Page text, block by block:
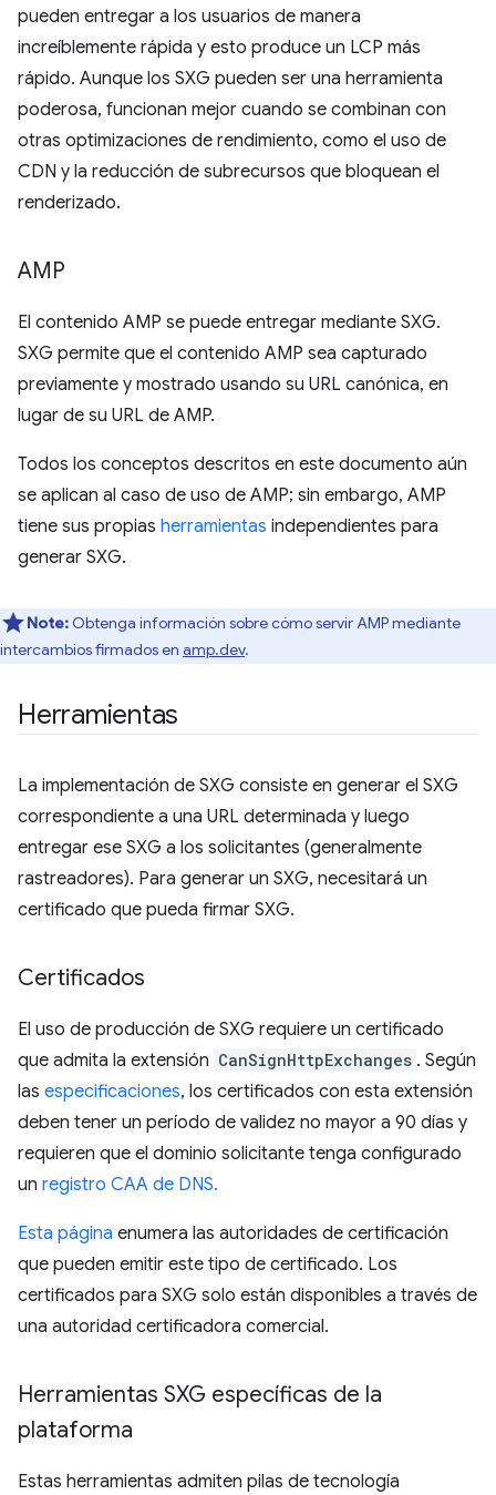
pueden entregar a los usuarios de manera
increíblemente rápida y esto produce un LCP más
rápido. Aunque los SXG pueden ser una herramienta
poderosa, funcionan mejor cuando se combinan con
otras optimizaciones de rendimiento, como el uso de
CDN y la reducción de subrecursos que bloquean el
renderizado.
AMP
El contenido AMP se puede entregar mediante SXG.
SXG permite que el contenido AMP sea capturado
previamente y mostrado usando su URL canónica, en
lugar de su URL de AMP.
Todos los conceptos descritos en este documento aún
se aplican al caso de uso de AMP; sin embargo, AMP
tiene sus propias herramientas independientes para
generar SXG.
Note: Obtenga información sobre cómo servir AMP mediante
intercambios firmados en amp.dev.
Herramientas
La implementación de SXG consiste en generar el SXG
correspondiente a una URL determinada y luego
entregar ese SXG a los solicitantes (generalmente
rastreadores). Para generar un SXG, necesitará un
certificado que pueda firmar SXG.
Certificados
El uso de producción de SXG requiere un certificado
que admita la extensión CanSignHttpExchanges . Según
las especificaciones, los certificados con esta extensión
deben tener un período de validez no mayor a 90 días y
requieren que el dominio solicitante tenga configurado
un registro CAA de DNS.
Esta página enumera las autoridades de certificación
que pueden emitir este tipo de certificado. Los
certificados para SXG solo están disponibles a través de
una autoridad certificadora comercial.
Herramientas SXG específicas de la
plataforma
Estas herramientas admiten pilas de tecnología